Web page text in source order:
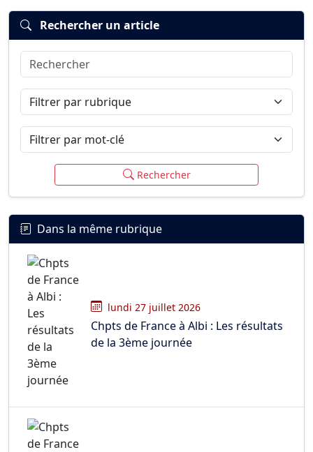
Connexion
Rechercher un article
Rechercher
Filtrer par rubrique
Filtrer par mot-clé
Rechercher
Dans la même rubrique
lundi 27 juillet 2026
Chpts de France à Albi : Les résultats
de la 3ème journée